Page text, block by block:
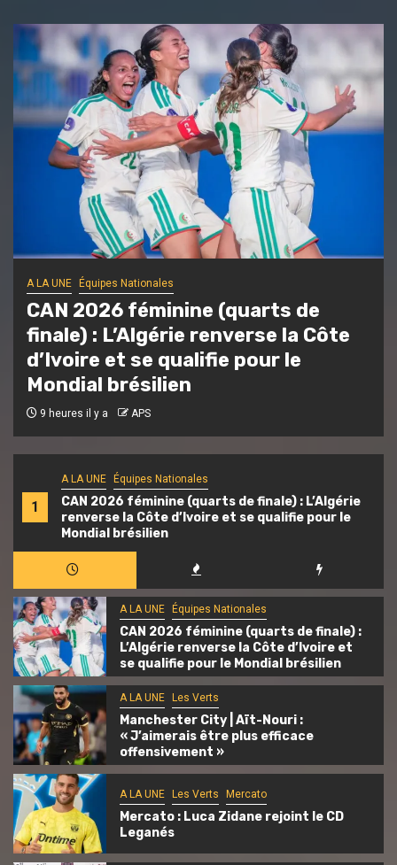
1
A LA UNE Équipes Nationales
CAN 2026 féminine (quarts de finale) : L’Algérie
renverse la Côte d’Ivoire et se qualifie pour le
Mondial brésilien
A LA UNE Les Verts
Manchester City | Aït-Nouri :
« J’aimerais être plus efficace
offensivement »
11 heures il y a Ali Ait Si Amer
A LA UNE Équipes Nationales
CAN 2026 féminine (quarts de finale) :
L’Algérie renverse la Côte d’Ivoire et
se qualifie pour le Mondial brésilien
A LA UNE Les Verts
Manchester City | Aït-Nouri :
« J’aimerais être plus efficace
offensivement »
A LA UNE Les Verts Mercato
Mercato : Luca Zidane rejoint le CD
Leganés